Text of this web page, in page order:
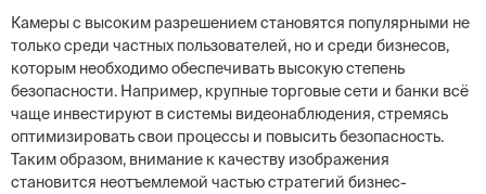
Камеры с высоким разрешением становятся популярными не
только среди частных пользователей, но и среди бизнесов,
которым необходимо обеспечивать высокую степень
безопасности. Например, крупные торговые сети и банки всё
чаще инвестируют в системы видеонаблюдения, стремясь
оптимизировать свои процессы и повысить безопасность.
Таким образом, внимание к качеству изображения
становится неотъемлемой частью стратегий бизнес-